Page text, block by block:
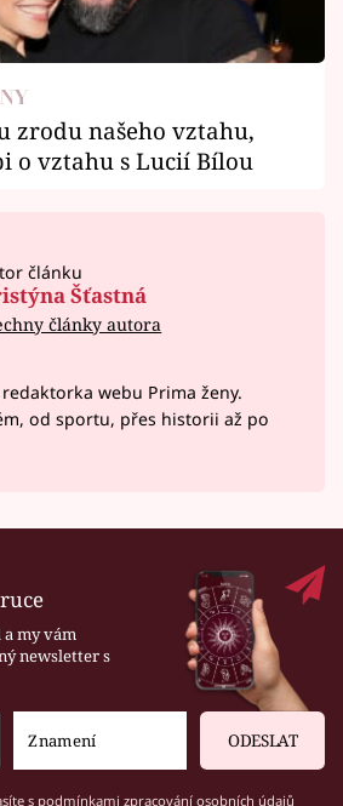
zrodu našeho vztahu,
o vztahu s Lucií Bílou
článku
Šťastná
články autora
webu Prima ženy.
od sportu, přes historii až po
a my vám
newsletter s
ODESLAT
s podmínkami zpracování osobních údajů